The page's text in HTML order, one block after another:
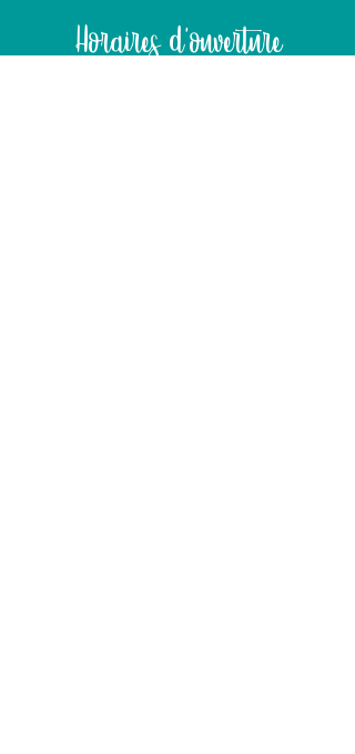
Horaires d'ouverture